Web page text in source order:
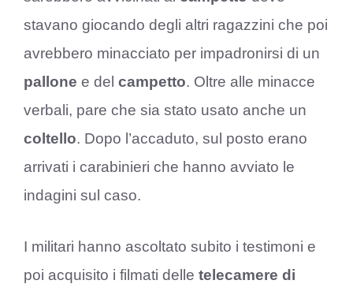
stavano giocando degli altri ragazzini che poi
avrebbero minacciato per impadronirsi di un
pallone e del campetto. Oltre alle minacce
verbali, pare che sia stato usato anche un
coltello. Dopo l’accaduto, sul posto erano
arrivati i carabinieri che hanno avviato le
indagini sul caso.
I militari hanno ascoltato subito i testimoni e
poi acquisito i filmati delle telecamere di